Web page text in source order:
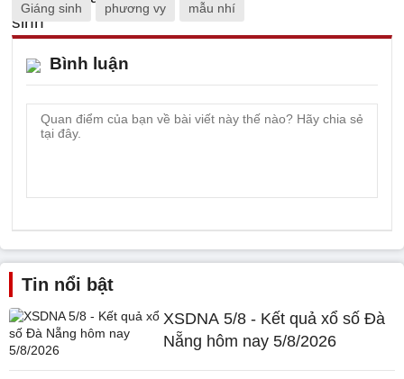
Giáng sinh phương vy mẫu nhí
Bình luận
Tin nổi bật
XSDNA 5/8 - Kết quả xổ số Đà
Nẵng hôm nay 5/8/2026